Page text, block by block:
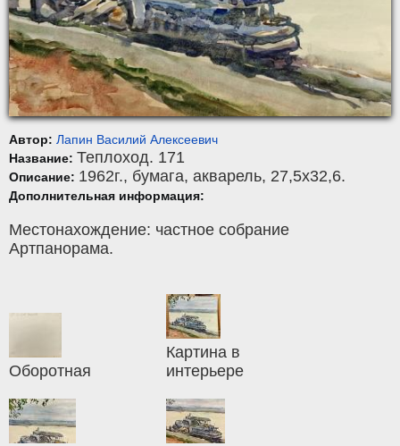
Автор: Лапин Василий Алексеевич
Название: Теплоход. 171
Описание: 1962г., бумага, акварель, 27,5x32,6.
Дополнительная информация:
Местонахождение: частное собрание
Артпанорама.
Оборотная
Картина в
интерьере